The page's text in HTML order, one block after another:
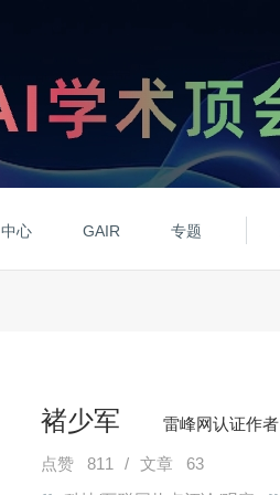
心 GAIR 专题
褚少军 雷峰网认证作者
点赞 811 / 文章 63